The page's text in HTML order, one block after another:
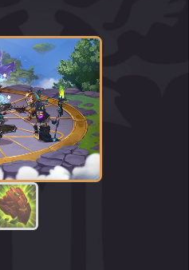
당황한 안드바리는
죠.
주님을 위한 연회
끌려가던 안드바리
이 키 작은 동굴 사
이 기계적으로 움직
주님께서 기뻐하신
이로, 대장장이로
가 나타나 욕설을 내
채웠습니다.